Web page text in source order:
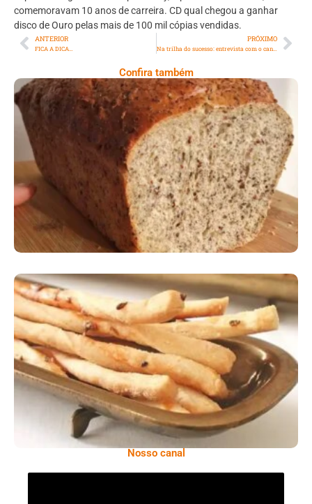
comemoravam 10 anos de carreira. CD qual chegou a ganhar
disco de Ouro pelas mais de 100 mil cópias vendidas.
ANTERIOR
FICA A DICA…
PRÓXIMO
Na trilha do sucesso: entrevista com o cantor Gustavo Tibí
Confira também
Comer Bem: Pão Low Carb
Comer Bem: Palitinhos De Cebola E Salsa
Nosso canal